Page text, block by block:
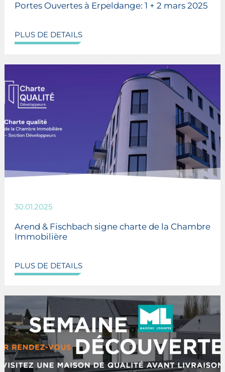
Portes Ouvertes à Erpeldange: 1 + 2 mars 2025
PLUS DE DETAILS
30.01.2025
Arend & Fischbach signe charte de la Chambre
Immobilière
PLUS DE DETAILS